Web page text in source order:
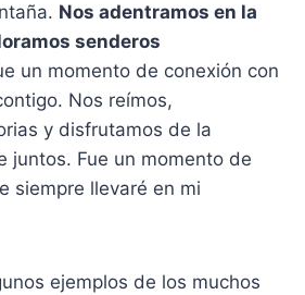
Nos adentramos en la
senderos
un momento de conexión con
Nos reímos,
y disfrutamos de la
juntos. Fue un momento de
siempre llevaré en mi
ejemplos de los muchos